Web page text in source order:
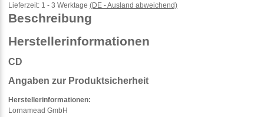
Lieferzeit: 1 - 3 Werktage (DE - Ausland abweichend)
Beschreibung
Herstellerinformationen
CD
Angaben zur Produktsicherheit
Herstellerinformationen:
Lornamead GmbH